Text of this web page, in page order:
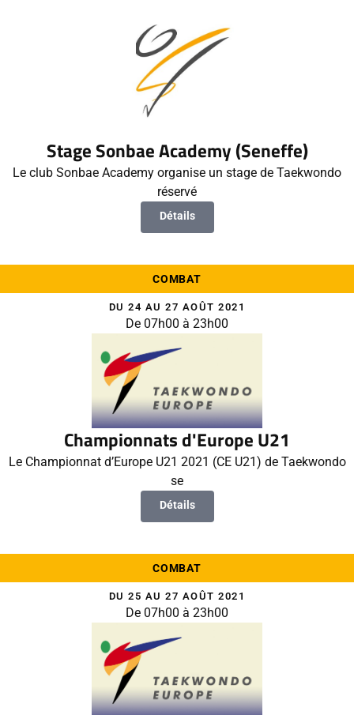
Stage Sonbae Academy (Seneffe)
Le club Sonbae Academy organise un stage de Taekwondo
réservé
Détails
COMBAT
DU 24 AU 27 AOÛT 2021
De 07h00 à 23h00
Championnats d'Europe U21
Le Championnat d’Europe U21 2021 (CE U21) de Taekwondo
se
Détails
COMBAT
DU 25 AU 27 AOÛT 2021
De 07h00 à 23h00